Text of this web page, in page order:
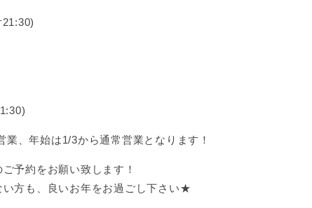
、年始は1/3から通常営業となります！
予約をお願い致します！
方も、良いお年をお過ごし下さい★